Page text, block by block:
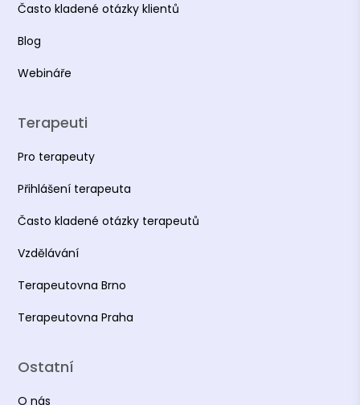
Často kladené otázky klientů
Blog
Webináře
Terapeuti
Pro terapeuty
Přihlášení terapeuta
Často kladené otázky terapeutů
Vzdělávání
Terapeutovna Brno
Terapeutovna Praha
Ostatní
O nás